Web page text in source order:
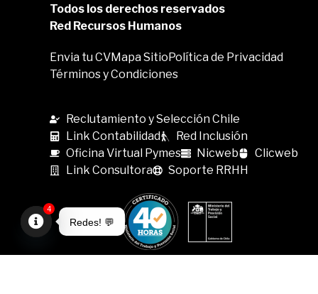
Todos los derechos reservados
Red Recursos Humanos
Envia tu CVMapa SitioPolítica de Privacidad
Términos y Condiciones
Reclutamiento y Selección Chile
Link Contabilidad
Red Inclusión
Oficina Virtual Pymes
Nicweb
Clicweb
Link Consultora
Soporte RRHH
Redes! 💬
4